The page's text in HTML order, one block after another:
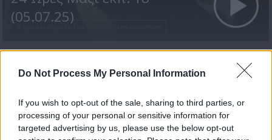
Do Not Process My Personal Information
If you wish to opt-out of the sale, sharing to third parties, or
processing of your personal or sensitive information for
targeted advertising by us, please use the below opt-out
(05.07.25)